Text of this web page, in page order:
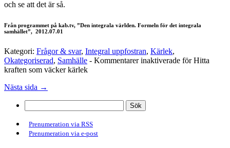
och se att det är så.
Från programmet på kab.tv, ”Den integrala världen. Formeln för det integrala
samhället”, 2012.07.01
Kategori: Frågor & svar, Integral uppfostran, Kärlek,
Okategoriserad, Samhälle - Kommentarer inaktiverade för Hitta
kraften som väcker kärlek
Nästa sida →
Prenumeration via RSS
Prenumeration via e-post